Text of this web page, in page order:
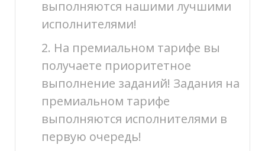
выполняются нашими лучшими
исполнителями!
2. На премиальном тарифе вы
получаете приоритетное
выполнение заданий! Задания на
премиальном тарифе
выполняются исполнителями в
первую очередь!